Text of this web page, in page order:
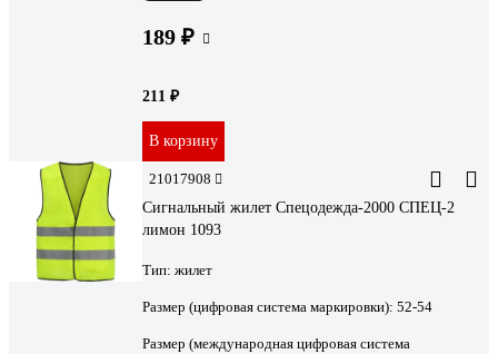
189 ₽
211 ₽
В корзину
21017908
Сигнальный жилет Спецодежда-2000 СПЕЦ-2
лимон 1093
Тип: жилет
Размер (цифровая система маркировки): 52-54
Размер (международная цифровая система